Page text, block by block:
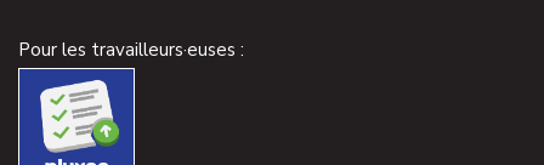
Pour les travailleurs·euses :